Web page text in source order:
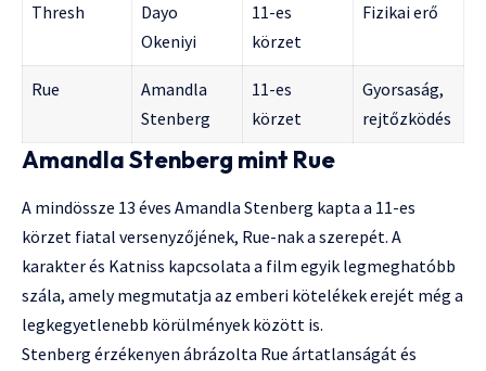
Thresh
Dayo
Okeniyi
11-es
körzet
Fizikai erő
Rue
Amandla
Stenberg
11-es
körzet
Gyorsaság,
rejtőzködés
Amandla Stenberg mint Rue
A mindössze 13 éves Amandla Stenberg kapta a 11-es
körzet fiatal versenyzőjének, Rue-nak a szerepét. A
karakter és Katniss kapcsolata a film egyik legmeghatóbb
szála, amely megmutatja az emberi kötelékek erejét még a
legkegyetlenebb körülmények között is.
Stenberg érzékenyen ábrázolta Rue ártatlanságát és